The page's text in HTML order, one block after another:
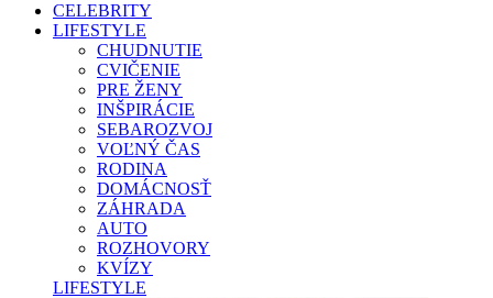
CELEBRITY
LIFESTYLE
CHUDNUTIE
CVIČENIE
PRE ŽENY
INŠPIRÁCIE
SEBAROZVOJ
VOĽNÝ ČAS
RODINA
DOMÁCNOSŤ
ZÁHRADA
AUTO
ROZHOVORY
KVÍZY
LIFESTYLE